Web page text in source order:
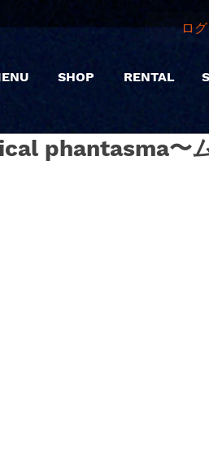
SHOP
ロ
RENTAL
phantasma〜